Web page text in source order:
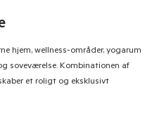
hjem, wellness-områder, yogarum
soveværelse. Kombinationen af
et roligt og eksklusivt